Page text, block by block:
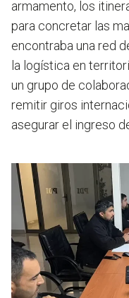
armamento, los
para concretar las
encontraba una red
la logística en
un grupo de
remitir giros
asegurar el ingreso